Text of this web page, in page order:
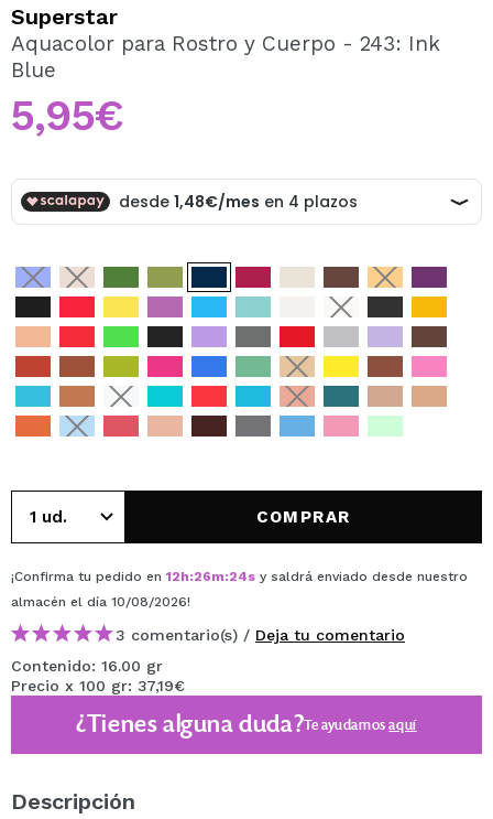
Al crear una cuenta en Maquillalia.com podrás realizar
tus compras rápidamente, revisar el estado de tus
Superstar
Aquacolor para Rostro y Cuerpo - 243: Ink
Blue
5,95€
COMPRAR
¡Confirma tu pedido en 12h:26m:23sy saldrá enviado desde nuestro
almacén el día 10/08/2026!
3 comentario(s) / Deja tu comentario
Contenido: 16.00 gr
Precio x 100 gr: 37,19€
¿Tienes alguna duda?Te ayudamosaquí
Descripción